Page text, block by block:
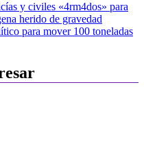
y civiles «4rm4dos» para
herido de gravedad
para mover 100 toneladas